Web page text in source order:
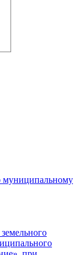
муниципальному